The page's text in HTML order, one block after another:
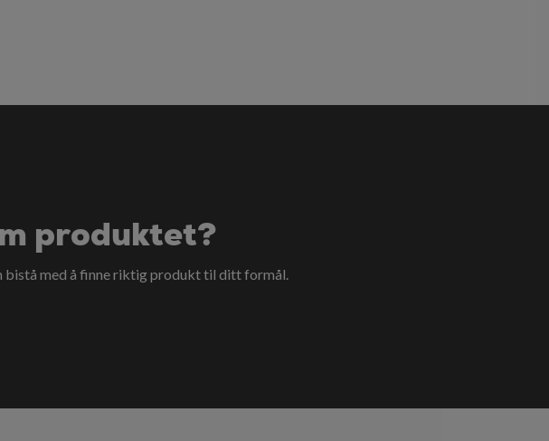
produktet?
bistå med å finne riktig produkt til ditt formål.